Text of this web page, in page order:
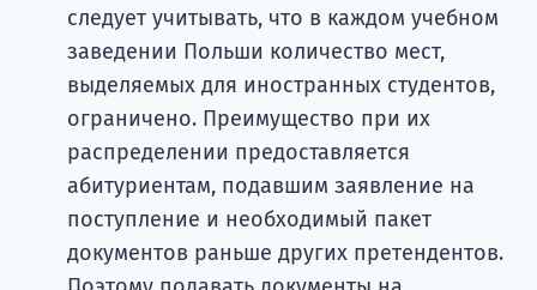
следует учитывать, что в каждом учебном
заведении Польши количество мест,
выделяемых для иностранных студентов,
ограничено. Преимущество при их
распределении предоставляется
абитуриентам, подавшим заявление на
поступление и необходимый пакет
документов раньше других претендентов.